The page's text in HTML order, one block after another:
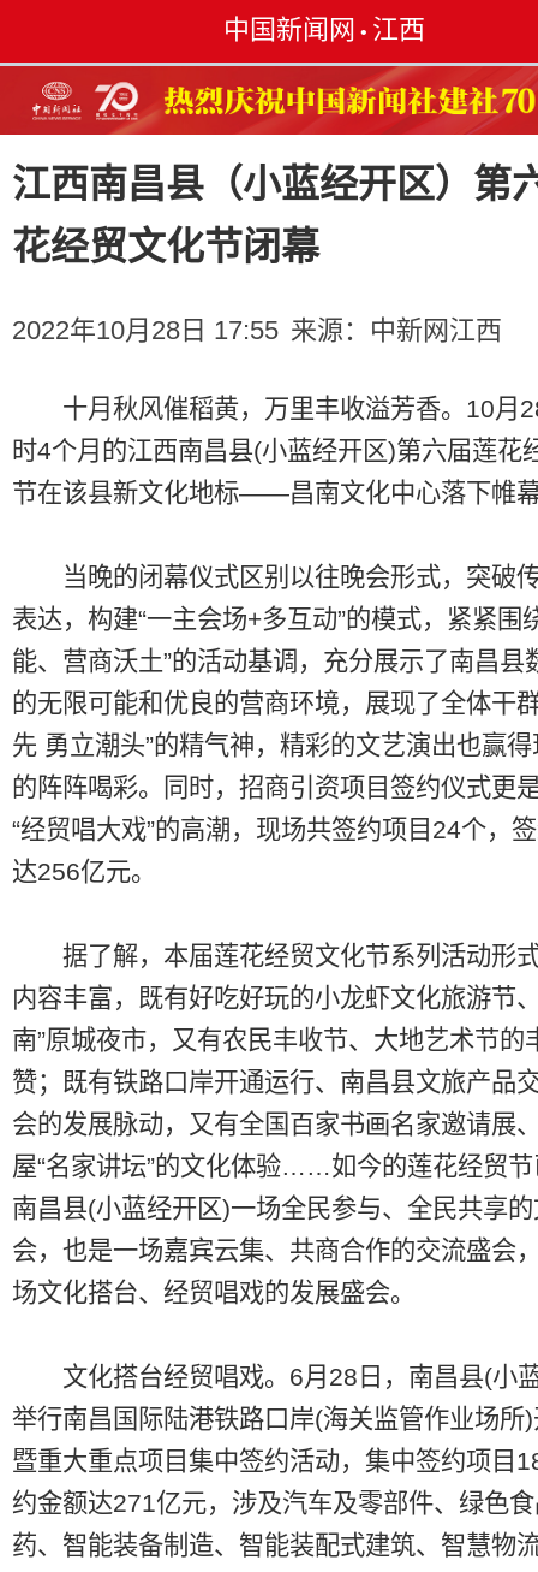
中国新闻网 • 江西
江西南昌县（小蓝经开区）第
花经贸文化节闭幕
2022年10月28日 17:55 来源： 中新网江西
十月秋风催稻黄，万里丰收溢芳香。10月
时4个月的江西南昌县(小蓝经开区)第六届莲花
节在该县新文化地标——昌南文化中心落下帷
当晚的闭幕仪式区别以往晚会形式，突破
表达，构建“一主会场+多互动”的模式，紧紧围
能、营商沃土”的活动基调，充分展示了南昌县
的无限可能和优良的营商环境，展现了全体干
先 勇立潮头”的精气神，精彩的文艺演出也赢
的阵阵喝彩。同时，招商引资项目签约仪式更
“经贸唱大戏”的高潮，现场共签约项目24个，
达256亿元。
据了解，本届莲花经贸文化节系列活动形
内容丰富，既有好吃好玩的小龙虾文化旅游节
南”原城夜市，又有农民丰收节、大地艺术节的
赞；既有铁路口岸开通运行、南昌县文旅产品
会的发展脉动，又有全国百家书画名家邀请展
屋“名家讲坛”的文化体验……如今的莲花经贸
南昌县(小蓝经开区)一场全民参与、全民共享
会，也是一场嘉宾云集、共商合作的交流盛会
场文化搭台、经贸唱戏的发展盛会。
文化搭台经贸唱戏。6月28日，南昌县(小
举行南昌国际陆港铁路口岸(海关监管作业场所
暨重大重点项目集中签约活动，集中签约项目
约金额达271亿元，涉及汽车及零部件、绿色
药、智能装备制造、智能装配式建筑、智慧物